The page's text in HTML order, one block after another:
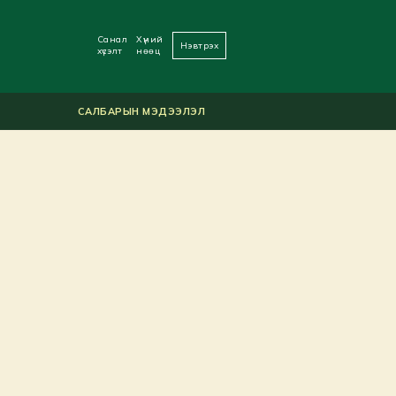
Санал
хүсэлт
Хүний
нөөц
Нэвтрэх
САЛБАРЫН МЭДЭЭЛЭЛ